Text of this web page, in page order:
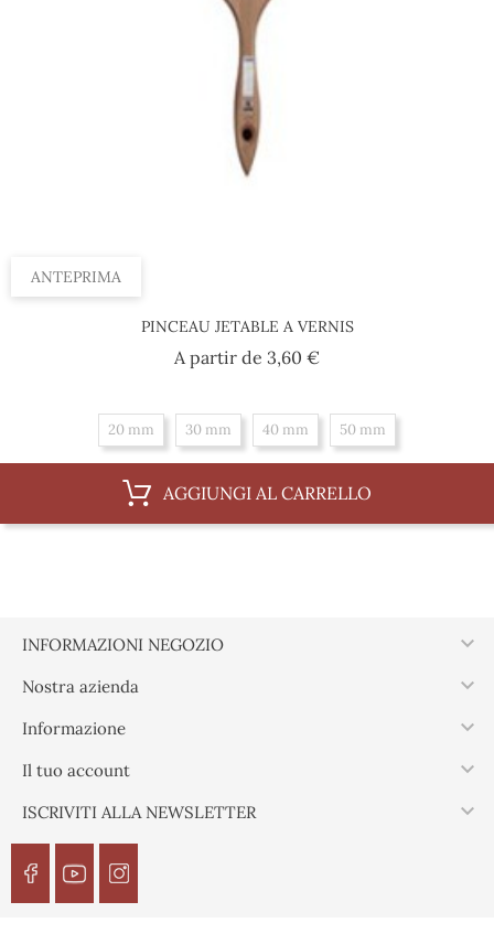
ANTEPRIMA
PINCEAU JETABLE A VERNIS
A partir de 3,60 €Prezzo
20 mm 30 mm 40 mm 50 mm
AGGIUNGI AL CARRELLO
INFORMAZIONI NEGOZIO 
Nostra azienda 
Informazione 
Il tuo account 
ISCRIVITI ALLA NEWSLETTER 